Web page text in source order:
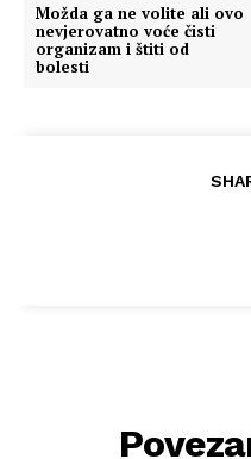
Možda ga ne volite ali ovo
nevjerovatno voće čisti
organizam i štiti od
bolesti